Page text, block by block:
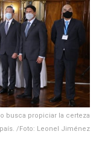
busca propiciar la certeza
/Foto: Leonel Jiménez